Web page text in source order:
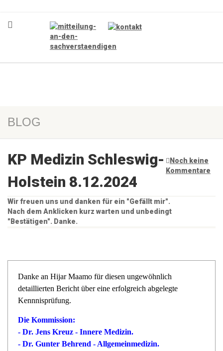
BLOG
Noch keine
Kommentare
KP Medizin Schleswig-
Holstein 8.12.2024
Wir freuen uns und danken für ein "Gefällt mir".
Nach dem Anklicken kurz warten und unbedingt
"Bestätigen". Danke.
Danke an Hijar Maamo für diesen ungewöhnlich
detaillierten Bericht über eine erfolgreich abgelegte
Kennnisprüfung.
Die Kommission:
- Dr. Jens Kreuz - Innere Medizin.
- Dr. Gunter Behrend - Allgemeinmedizin.